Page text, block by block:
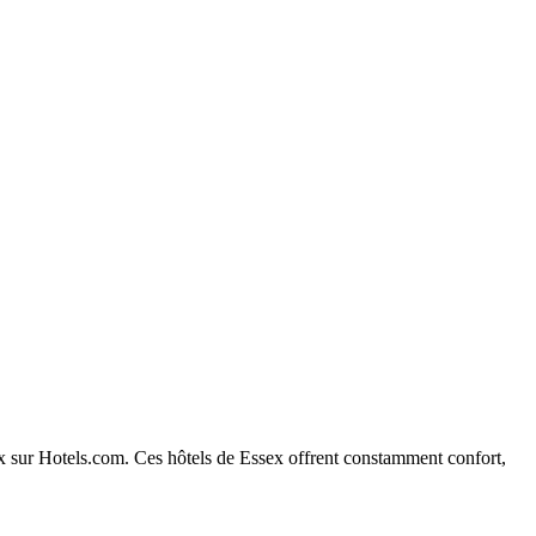
Hotels.com. Ces hôtels de Essex offrent constamment confort,